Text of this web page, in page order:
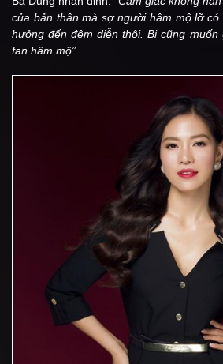
của bản thân mà sợ người hâm mộ lỡ
hưởng đến đêm diễn thôi. Bi cũng
fan hâm mộ”.